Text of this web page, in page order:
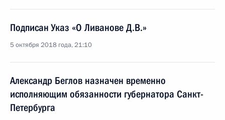
Подписан Указ «О Ливанове Д.В.»
5 октября 2018 года, 21:10
Александр Беглов назначен временно
исполняющим обязанности губернатора Санкт-
Петербурга